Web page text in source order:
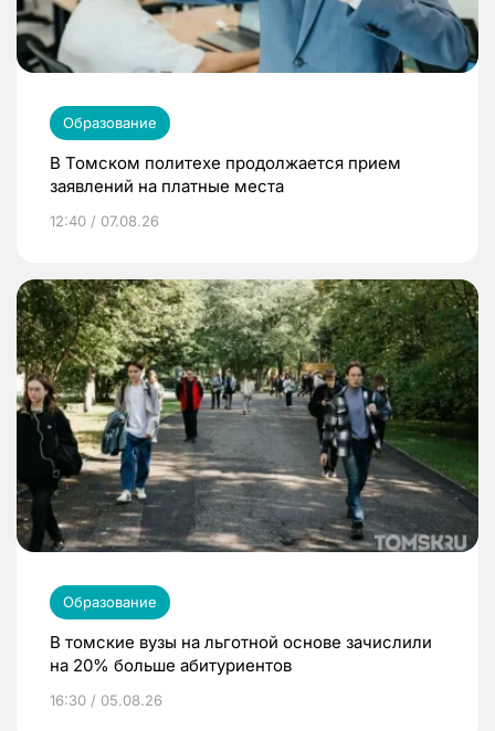
Образование
В Томском политехе продолжается прием
заявлений на платные места
12:40 / 07.08.26
Образование
В томские вузы на льготной основе зачислили
на 20% больше абитуриентов
16:30 / 05.08.26